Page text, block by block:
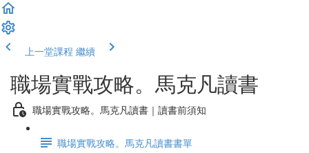
上一堂課程 繼續
職場實戰攻略。馬克凡讀書
職場實戰攻略。馬克凡讀書｜讀書前須知
職場實戰攻略。馬克凡讀書書單